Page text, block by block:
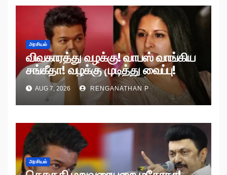
அரசியல்
விவகாரத்து வழக்கு! வாபஸ் வாங்கிய
சங்கீதா! வழக்கு முடித்து வைப்பு!
AUG 7, 2026 RENGANATHAN P
அரசியல்